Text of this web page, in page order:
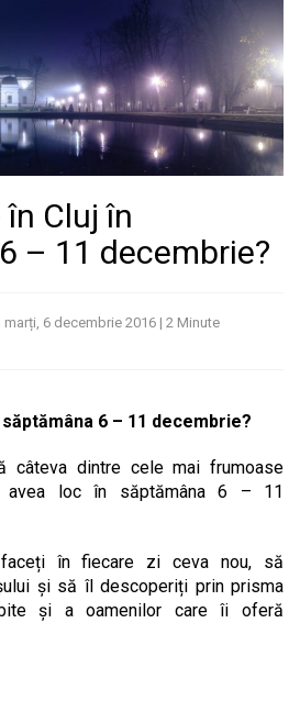
Cluj în
– 11 decembrie?
marți, 6 decembrie 2016 | 2 Minute
6 – 11 decembrie?
câteva dintre cele mai frumoase
avea loc în săptămâna 6 – 11
în fiecare zi ceva nou, să
și să îl descoperiți prin prisma
și a oamenilor care îi oferă